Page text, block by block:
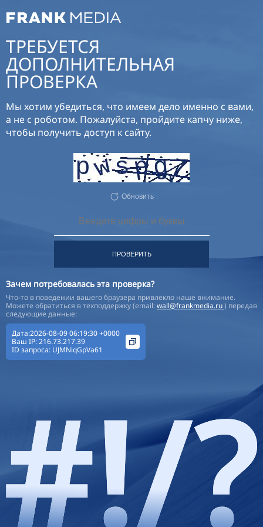
ТРЕБУЕТСЯ
ДОПОЛНИТЕЛЬНАЯ
ПРОВЕРКА
Мы хотим убедиться, что имеем дело именно с вами,
а не с роботом. Пожалуйста, пройдите капчу ниже,
чтобы получить доступ к сайту.
Обновить
ПРОВЕРИТЬ
Зачем потребовалась эта проверка?
Что-то в поведении вашего браузера привлекло наше внимание.
Можете обратиться в техподдержку (email:wall@frankmedia.ru) передав
следующие данные:
Дата:2026-08-09 06:19:30 +0000
Ваш IP:216.73.217.39
ID запроса: UJMNiqGpVa61